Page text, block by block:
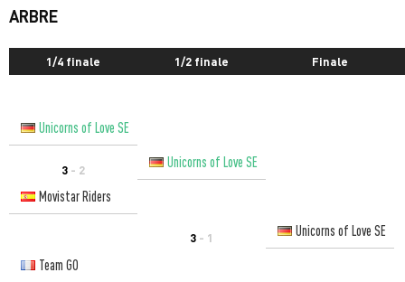
ARBRE
1/4 finale 1/2 finale Finale
Unicorns of Love SE
3 - 2
Unicorns of Love SE
Movistar Riders
3 - 1
Unicorns of Love SE
Team GO